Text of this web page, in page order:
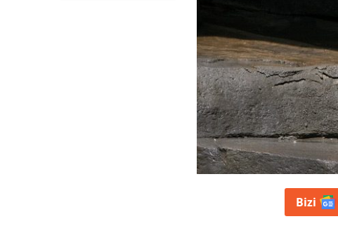
Bizi